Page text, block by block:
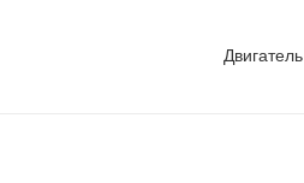
Двигатель